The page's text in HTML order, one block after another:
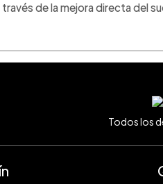
de la mejora directa del
Todos los